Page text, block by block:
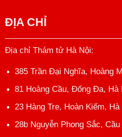
ĐỊA CHỈ
Địa chỉ Thám tử Hà Nội:
385 Trần Đại Nghĩa, Hoàng
81 Hoàng Cầu, Đống Đa, Hà
23 Hàng Tre, Hoàn Kiếm, Hà
28b Nguyễn Phong Sắc,